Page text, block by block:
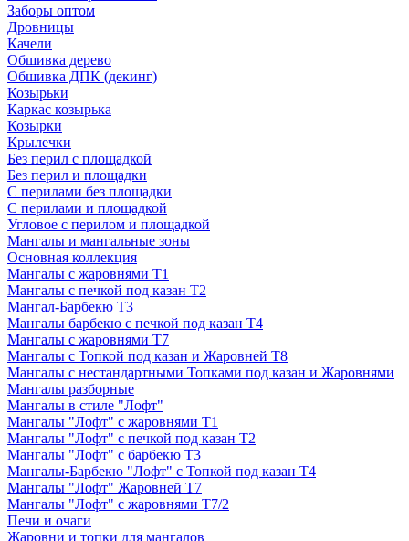
Заборы оптом
Дровницы
Качели
Обшивка дерево
Обшивка ДПК (декинг)
Козырьки
Каркас козырька
Козырки
Крылечки
Без перил с площадкой
Без перил и площадки
С перилами без площадки
С перилами и площадкой
Угловое с перилом и площадкой
Мангалы и мангальные зоны
Основная коллекция
Мангалы с жаровнями Т1
Мангалы с печкой под казан Т2
Мангал-Барбекю Т3
Мангалы барбекю с печкой под казан Т4
Мангалы с жаровнями Т7
Мангалы с Топкой под казан и Жаровней Т8
Мангалы с нестандартными Топками под казан и Жаровнями
Мангалы разборные
Мангалы в стиле "Лофт"
Мангалы "Лофт" с жаровнями Т1
Мангалы "Лофт" с печкой под казан Т2
Мангалы "Лофт" с барбекю Т3
Мангалы-Барбекю "Лофт" с Топкой под казан Т4
Мангалы "Лофт" Жаровней Т7
Мангалы "Лофт" с жаровнями Т7/2
Печи и очаги
Жаровни и топки для мангалов